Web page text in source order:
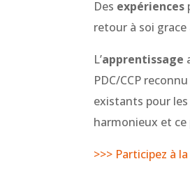
Des expériences
retour à soi
L’apprentissage
PDC/CCP
existants pour
harmonieux et
>>> Participez à